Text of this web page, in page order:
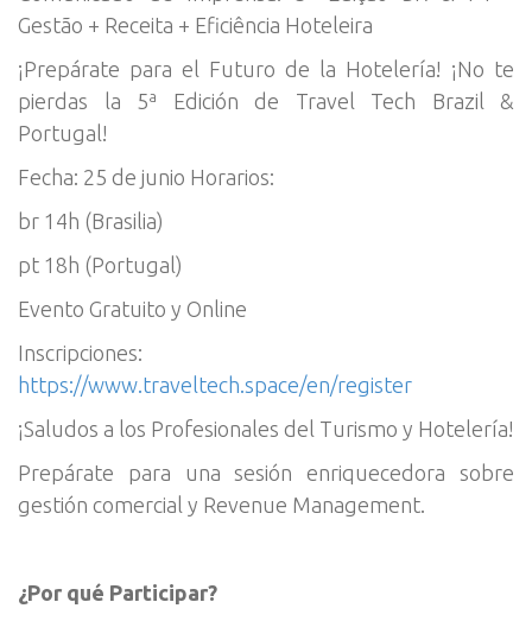
Gestão + Receita + Eficiência Hoteleira
¡Prepárate para el Futuro de la Hotelería! ¡No te
pierdas la 5ª Edición de Travel Tech Brazil &
Portugal!
Fecha: 25 de junio Horarios:
br 14h (Brasilia)
pt 18h (Portugal)
Evento Gratuito y Online
Inscripciones:
https://www.traveltech.space/en/register
¡Saludos a los Profesionales del Turismo y Hotelería!
Prepárate para una sesión enriquecedora sobre
gestión comercial y Revenue Management.
¿Por qué Participar?